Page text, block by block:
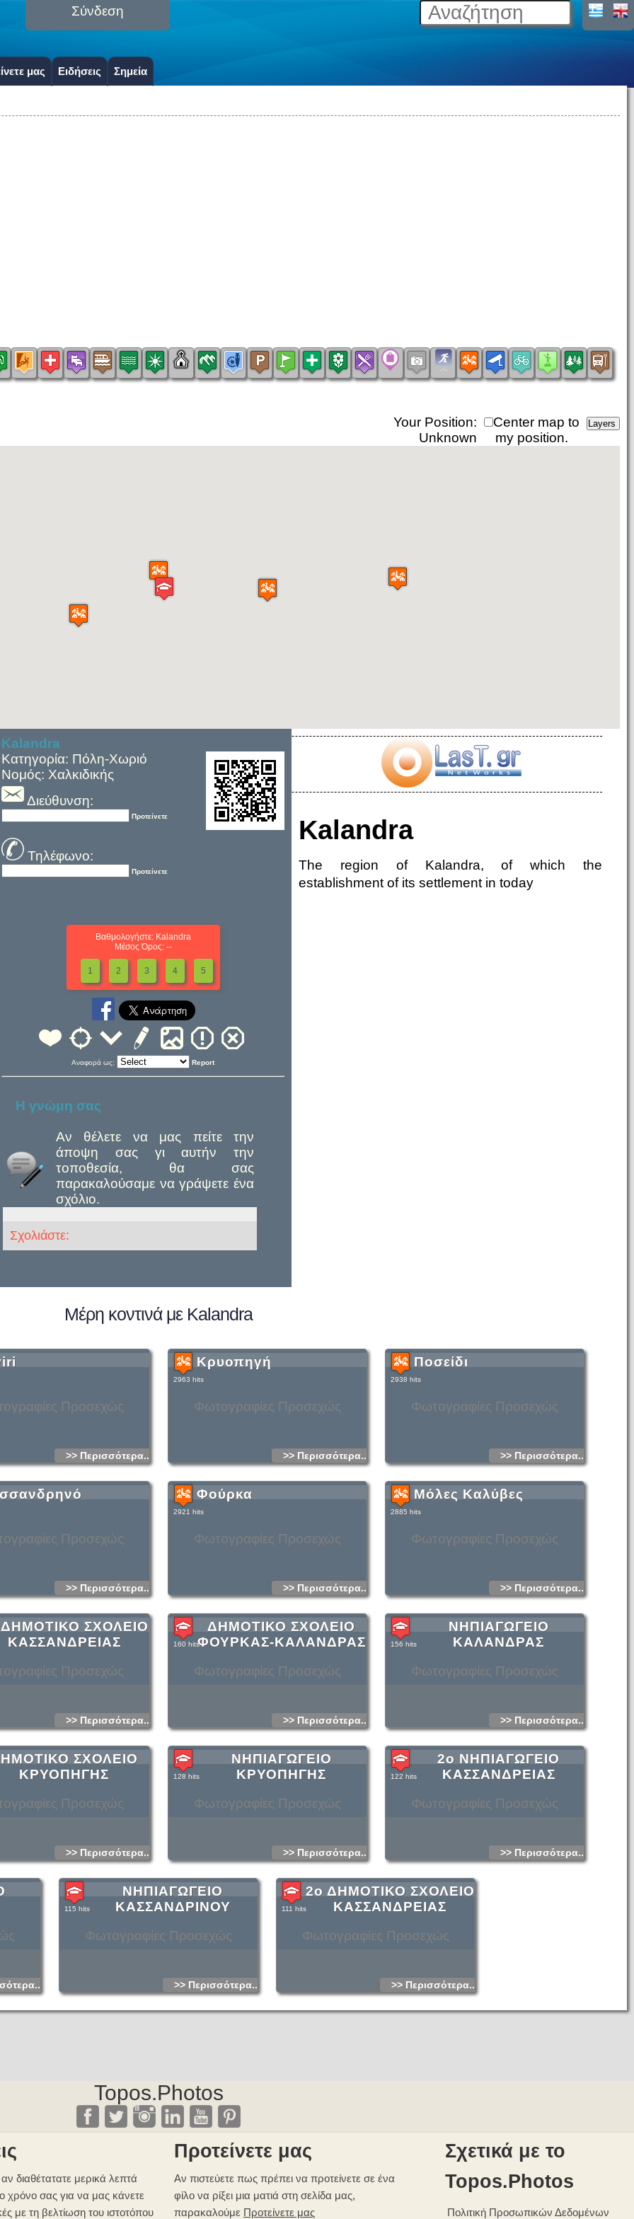
Σύνδεση
μας Ειδήσεις Σημεία
Center map to
my position.
Your Position:
Unknown
Kalandra
Κατηγορία: Πόλη-Χωριό
Νομός: Χαλκιδικής
Διεύθυνση:
Προτείνετε
Τηλέφωνο:
Προτείνετε
Βαθμολογήστε: Kalandra
Μέσος Όρος: --
1 2 3 4 5
Αναφορά ως: Report
Η γνώμη σας
Αν θέλετε να μας πείτε την
άποψη σας γι αυτήν την
τοποθεσία, θα σας
παρακαλούσαμε να γράψετε ένα
σχόλιο.
Σχολιάστε:
Kalandra
The region of Kalandra, of which the
establishment of its settlement in today
Μέρη κοντινά με Kalandra
Προσεχώς
>> Περισσότερα...
Φωτογραφίες Προσεχώς
Κρυοπηγή
2963 hits
>> Περισσότερα...
Φωτογραφίες Προσεχώς
Ποσείδι
2938 hits
>> Περισσότερα...
Προσεχώς
>> Περισσότερα...
Φωτογραφίες Προσεχώς
Φούρκα
2921 hits
>> Περισσότερα...
Φωτογραφίες Προσεχώς
Μόλες Καλύβες
2885 hits
>> Περισσότερα...
Προσεχώς
ΔΗΜΟΤΙΚΟ ΣΧΟΛΕΙΟ
ΚΑΣΣΑΝΔΡΕΙΑΣ
>> Περισσότερα...
Φωτογραφίες Προσεχώς
ΔΗΜΟΤΙΚΟ ΣΧΟΛΕΙΟ
ΦΟΥΡΚΑΣ-ΚΑΛΑΝΔΡΑΣ
160 hits
>> Περισσότερα...
Φωτογραφίες Προσεχώς
ΝΗΠΙΑΓΩΓΕΙΟ
ΚΑΛΑΝΔΡΑΣ
156 hits
>> Περισσότερα...
Προσεχώς
ΣΧΟΛΕΙΟ
ΚΡΥΟΠΗΓΗΣ
>> Περισσότερα...
Φωτογραφίες Προσεχώς
ΝΗΠΙΑΓΩΓΕΙΟ
ΚΡΥΟΠΗΓΗΣ
128 hits
>> Περισσότερα...
Φωτογραφίες Προσεχώς
2ο ΝΗΠΙΑΓΩΓΕΙΟ
ΚΑΣΣΑΝΔΡΕΙΑΣ
122 hits
>> Περισσότερα...
Φωτογραφίες Προσεχώς
ΝΗΠΙΑΓΩΓΕΙΟ
ΚΑΣΣΑΝΔΡΙΝΟΥ
115 hits
>> Περισσότερα...
Φωτογραφίες Προσεχώς
2ο ΔΗΜΟΤΙΚΟ ΣΧΟΛΕΙΟ
ΚΑΣΣΑΝΔΡΕΙΑΣ
111 hits
>> Περισσότερα...
Topos.Photos
διαθέτατατε μερικά λεπτά
χρόνο σας για να μας κάνετε
με τη βελτίωση του ιστοτόπου
Προτείνετε μας
Αν πιστεύετε πως πρέπει να προτείνετε σε ένα
φίλο να ρίξει μια ματιά στη σελίδα μας,
παρακαλούμε Προτείνετε μας
Σχετικά με το
Topos.Photos
Πολιτική Προσωπικών Δεδομένων